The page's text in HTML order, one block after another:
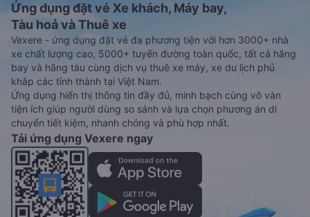
Ứng dụng đặt vé Xe khách, Máy bay,
Tàu hoả và Thuê xe
Vexere - ứng dụng đặt vé đa phương tiện với hơn 3000+ nhà
xe chất lượng cao, 5000+ tuyến đường toàn quốc, tất cả hãng
bay và hãng tàu cùng dịch vụ thuê xe máy, xe du lịch phủ
khắp các tỉnh thành tại Việt Nam.
Ứng dụng hiển thị thông tin đầy đủ, minh bạch cùng vô vàn
tiện ích giúp người dùng so sánh và lựa chọn phương án di
chuyển tiết kiệm, nhanh chóng và phù hợp nhất.
Tải ứng dụng Vexere ngay